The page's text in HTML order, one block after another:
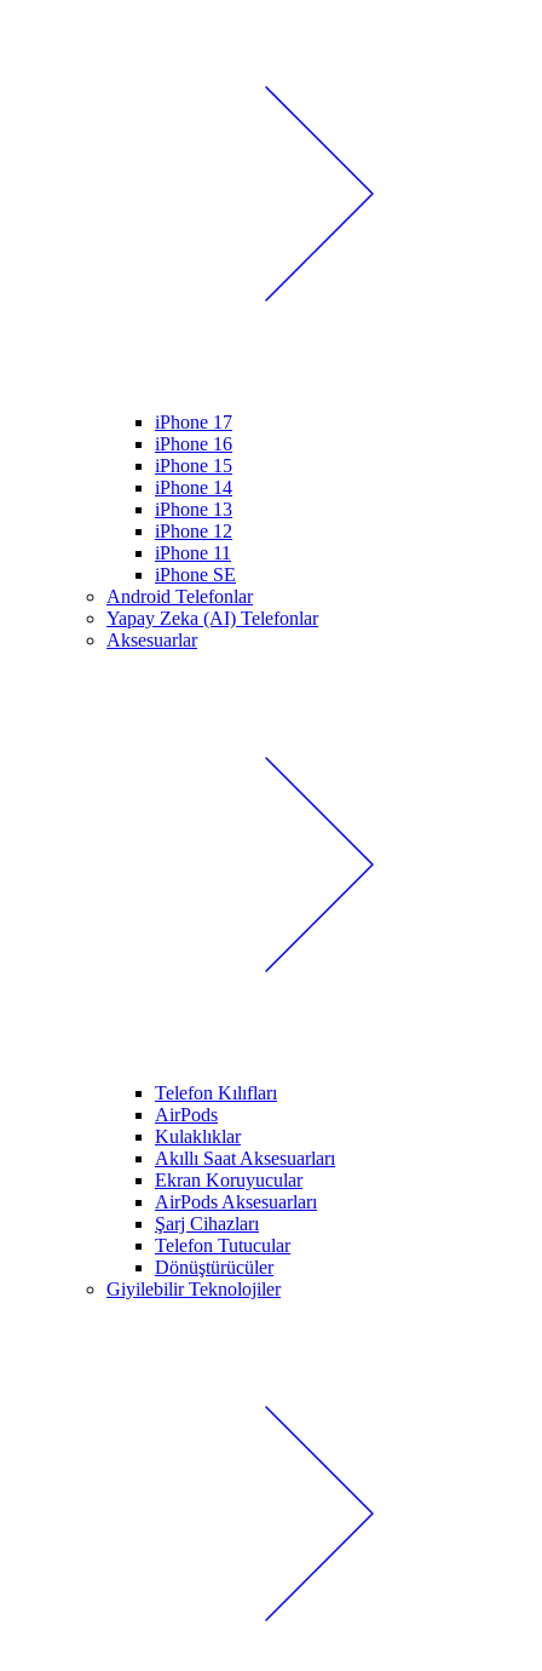
iPhone 17
iPhone 16
iPhone 15
iPhone 14
iPhone 13
iPhone 12
iPhone 11
iPhone SE
Android Telefonlar
Yapay Zeka (AI) Telefonlar
Aksesuarlar
Telefon Kılıfları
AirPods
Kulaklıklar
Akıllı Saat Aksesuarları
Ekran Koruyucular
AirPods Aksesuarları
Şarj Cihazları
Telefon Tutucular
Dönüştürücüler
Giyilebilir Teknolojiler